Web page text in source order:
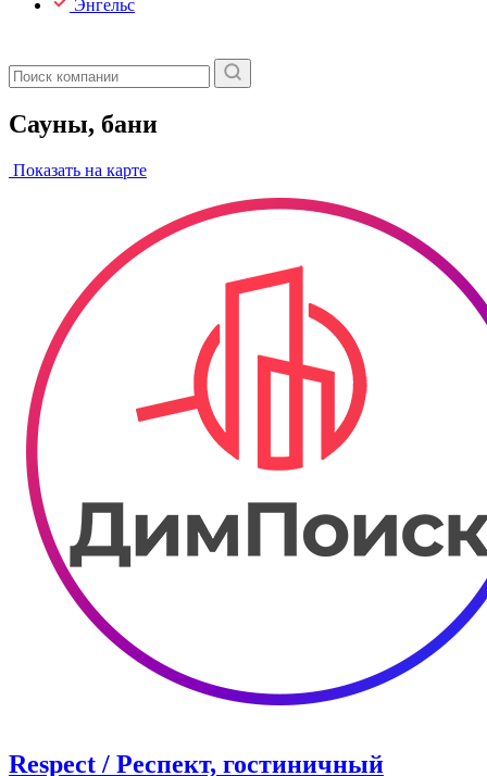
Энгельс
Сауны, бани
Показать на карте
Respect / Респект, гостиничный